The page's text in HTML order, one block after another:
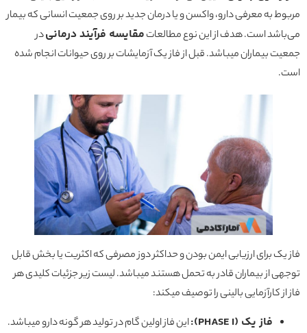
مربوط به معرفی دارو، واکسن و یا درمان جدید بر روی جمعیت انسانی که بیمار
می‌باشد است. هدف از این نوع مطالعاتمقایسه فرآیند درمانیدر
جمعیت بیماران میباشد. قبل از فاز یک آزمایشات بر روی حیوانات انجام شده
است.
فاز یک برای ارزیابی ایمن بودن و حداکثر دوز مصرفی که اکثریت یا بخش قابل
توجهی از بیماران قادر به تحمل هستند میباشد. لیست زیر جزئیات کلیدی هر
فاز از کارآزمایی بالینی را توصیف میکند:
فاز یک (PHASE I):
این فاز اولین گام در تولید هر گونه دارو میباشد.